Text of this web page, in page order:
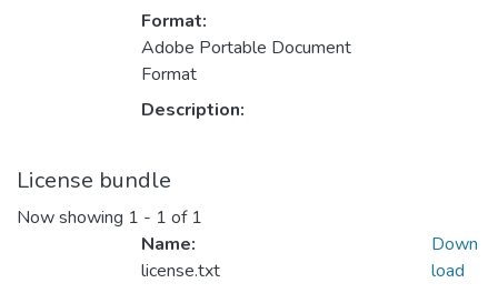
Format:
Adobe Portable Document
Format
Description:
License bundle
Now showing 1 - 1 of 1
Name:
license.txt
Down
load